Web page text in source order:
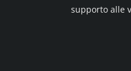
supporto alle